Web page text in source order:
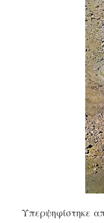
Υπερψηφίστηκε